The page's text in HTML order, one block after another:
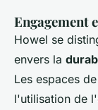
Engagement
Howel se
envers la
Les espaces
l'utilisation de